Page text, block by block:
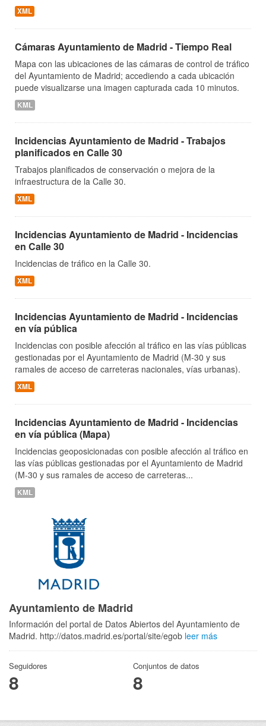
XML
Cámaras Ayuntamiento de Madrid - Tiempo Real
Mapa con las ubicaciones de las cámaras de control de tráfico
del Ayuntamiento de Madrid; accediendo a cada ubicación
puede visualizarse una imagen capturada cada 10 minutos.
KML
Incidencias Ayuntamiento de Madrid - Trabajos
planificados en Calle 30
Trabajos planificados de conservación o mejora de la
infraestructura de la Calle 30.
XML
Incidencias Ayuntamiento de Madrid - Incidencias
en Calle 30
Incidencias de tráfico en la Calle 30.
XML
Incidencias Ayuntamiento de Madrid - Incidencias
en vía pública
Incidencias con posible afección al tráfico en las vías públicas
gestionadas por el Ayuntamiento de Madrid (M-30 y sus
ramales de acceso de carreteras nacionales, vías urbanas).
XML
Incidencias Ayuntamiento de Madrid - Incidencias
en vía pública (Mapa)
Incidencias geoposicionadas con posible afección al tráfico en
las vías públicas gestionadas por el Ayuntamiento de Madrid
(M-30 y sus ramales de acceso de carreteras...
KML
Ayuntamiento de Madrid
Información del portal de Datos Abiertos del Ayuntamiento de
Madrid. http://datos.madrid.es/portal/site/egob leer más
Seguidores
8
Conjuntos de datos
8